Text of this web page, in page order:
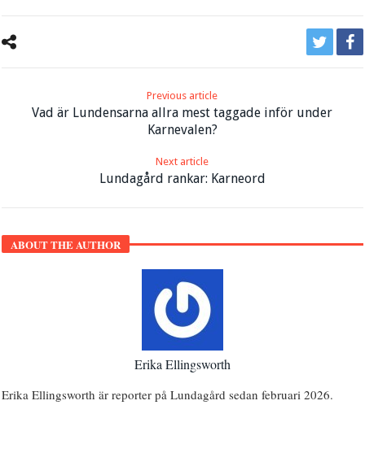
Previous article
Vad är Lundensarna allra mest taggade inför under
Karnevalen?
Next article
Lundagård rankar: Karneord
ABOUT THE AUTHOR
Erika Ellingsworth
Erika Ellingsworth är reporter på Lundagård sedan februari 2026.